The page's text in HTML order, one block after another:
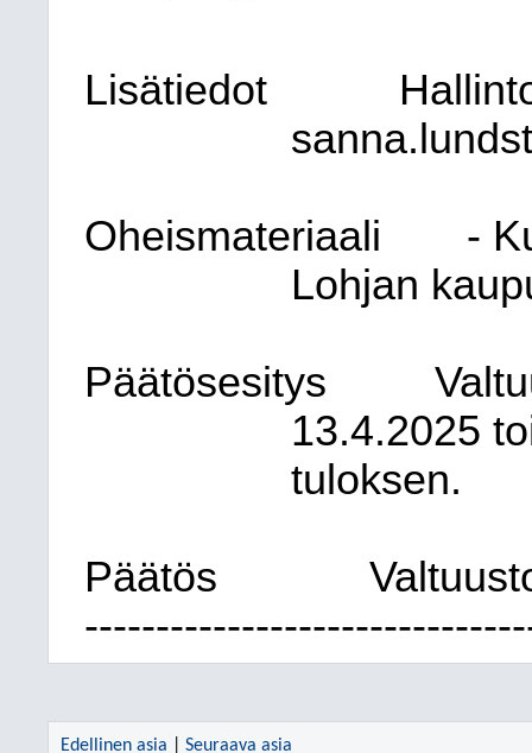
Lisätiedot
Oheismateriaali
-
Lohjan
Päätösesitys
13.4.2025
tuloksen.
Päätös
Edellinen asia Seuraava asia